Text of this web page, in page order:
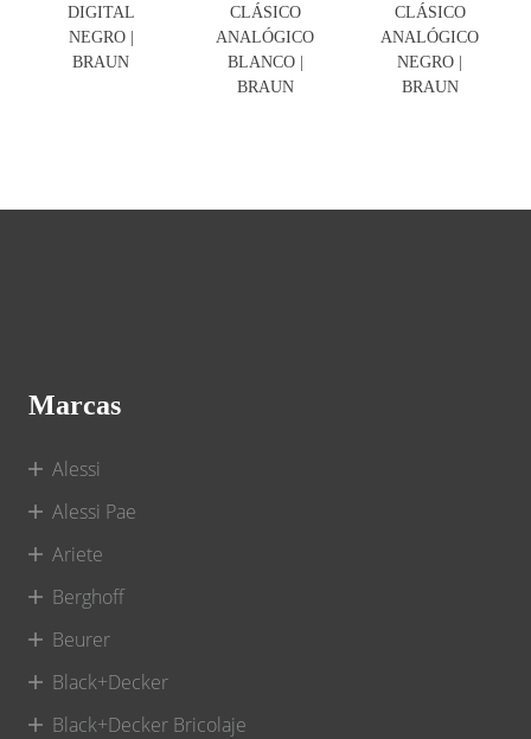
DIGITAL
NEGRO |
BRAUN
CLÁSICO
ANALÓGICO
BLANCO |
BRAUN
CLÁSICO
ANALÓGICO
NEGRO |
BRAUN
Marcas
Alessi
Alessi Pae
Ariete
Berghoff
Beurer
Black+Decker
Black+Decker Bricolaje